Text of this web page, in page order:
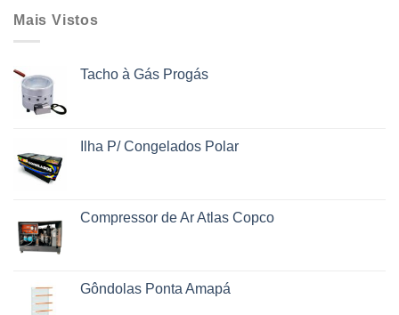
Mais Vistos
Tacho à Gás Progás
Ilha P/ Congelados Polar
Compressor de Ar Atlas Copco
Gôndolas Ponta Amapá